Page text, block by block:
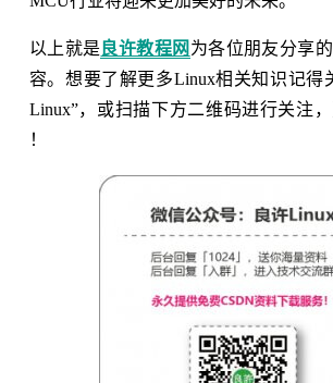
以上就是 良许教程网 为各位朋友分享的
容。想要了解更多Linux相关知识记得
Linux”，或扫描下方二维码进行关注
！